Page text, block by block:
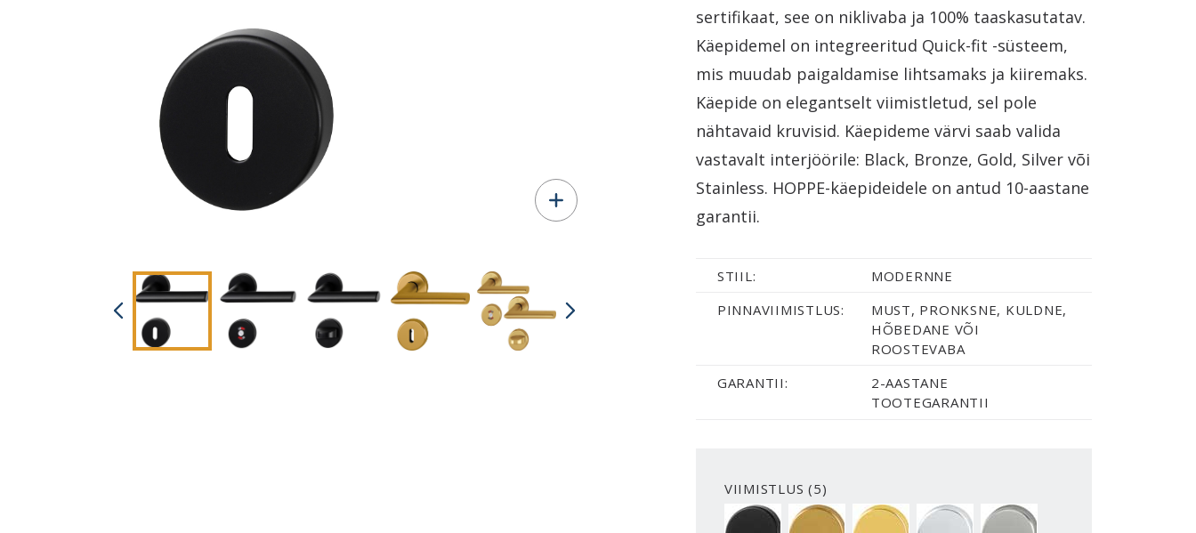
sertifikaat, see on niklivaba ja 100% taaskasutatav.
Käepidemel on integreeritud Quick-fit -süsteem,
mis muudab paigaldamise lihtsamaks ja kiiremaks.
Käepide on elegantselt viimistletud, sel pole
nähtavaid kruvisid. Käepideme värvi saab valida
vastavalt interjöörile: Black, Bronze, Gold, Silver või
Stainless. HOPPE-käepideidele on antud 10-aastane
garantii.
STIIL:
MODERNNE
PINNAVIIMISTLUS:
MUST, PRONKSNE, KULDNE,
HÕBEDANE VÕI
ROOSTEVABA
GARANTII:
2-AASTANE
TOOTEGARANTII
VIIMISTLUS (5)
BLACK
BRONZE GOLD SILVER STAINLESS